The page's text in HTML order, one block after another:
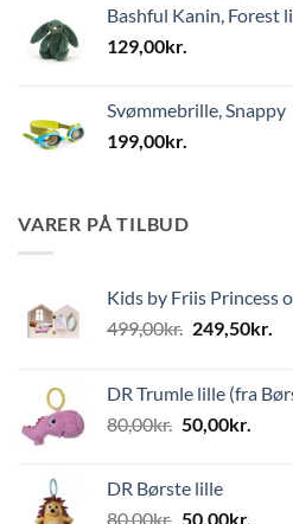
Bashful Kanin, Forest
129,00kr.
Svømmebrille, Snappy
199,00kr.
VARER PÅ TILBUD
Kids by Friis Princess
499,00kr. Den
var:
499,00kr..
249,50kr.
er:
DR Trumle lille (fra
80,00kr. Den
var:
50,00kr.
DR Børste lille
80,00kr. Den
50,00kr.